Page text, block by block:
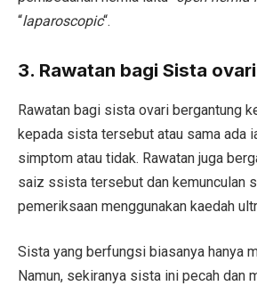
“laparoscopic“.
3. Rawatan bagi Sista ovari
Rawatan bagi sista ovari bergantung
kepada sista tersebut atau sama ada
simptom atau tidak. Rawatan juga
saiz ssista tersebut dan kemunculan
pemeriksaan menggunakan kaedah
Sista yang berfungsi biasanya hanya
Namun, sekiranya sista ini pecah dan